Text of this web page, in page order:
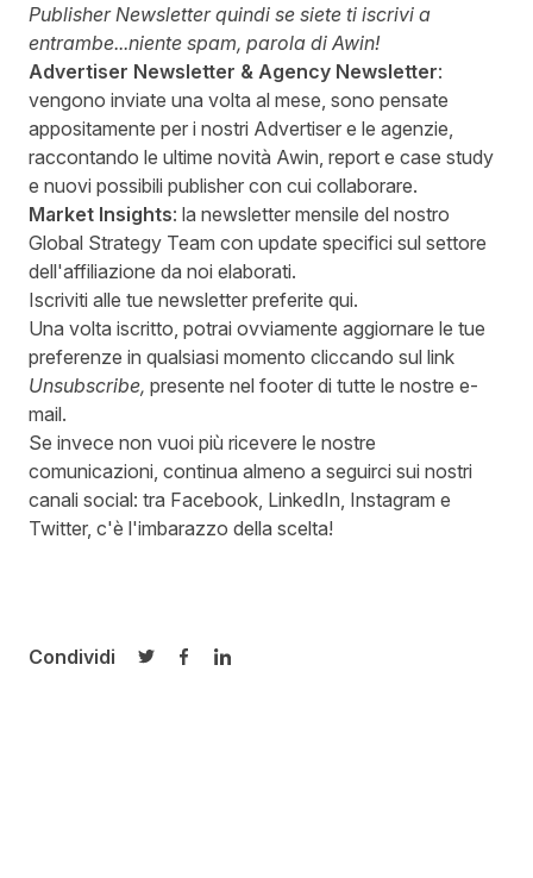
Publisher Newsletter quindi se siete ti iscrivi a
entrambe...niente spam, parola di Awin!
Advertiser Newsletter & Agency Newsletter:
vengono inviate una volta al mese, sono pensate
appositamente per i nostri Advertiser e le agenzie,
raccontando le ultime novità Awin, report e case study
e nuovi possibili publisher con cui collaborare.
Market Insights: la newsletter mensile del nostro
Global Strategy Team con update specifici sul settore
dell'affiliazione da noi elaborati.
Iscriviti alle tue newsletter preferite qui.
Una volta iscritto, potrai ovviamente aggiornare le tue
preferenze in qualsiasi momento cliccando sul link
Unsubscribe, presente nel footer di tutte le nostre e-
mail.
Se invece non vuoi più ricevere le nostre
comunicazioni, continua almeno a seguirci sui nostri
canali social: tra Facebook LinkedIn Instagram e
Twitter, c'è l'imbarazzo della scelta!
Condividi
Condividi su Twitter
Condividi su Facebook
Condividi su LinkedIn